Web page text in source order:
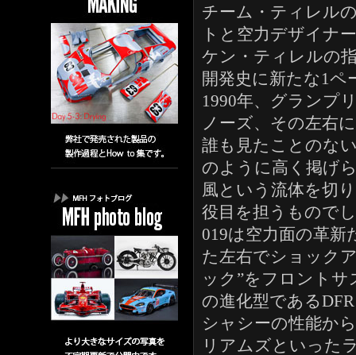
チーム・ティレル
トと空力デザイナ
ケン・ティレルの
開発史に新たな1ペ
1990年、グランプ
ノーズ、その左右
誰も見たことのな
のように高く掲げ
風という流体を切
役目を担うもので
019は空力面の革新
た左右でショック
ック”をフロント
の進化型である
シャシーの性能か
リアムズといった